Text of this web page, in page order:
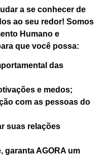
a se conhecer de
ao seu redor! Somos
Humano e
que você possa:
das
e medos;
com as pessoas do
suas relações
garanta AGORA um